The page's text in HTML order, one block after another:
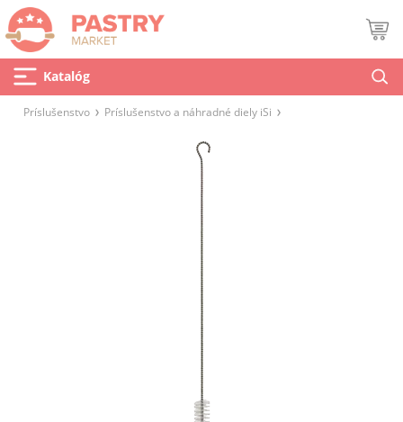
Katalóg
Príslušenstvo Príslušenstvo a náhradné diely iSi